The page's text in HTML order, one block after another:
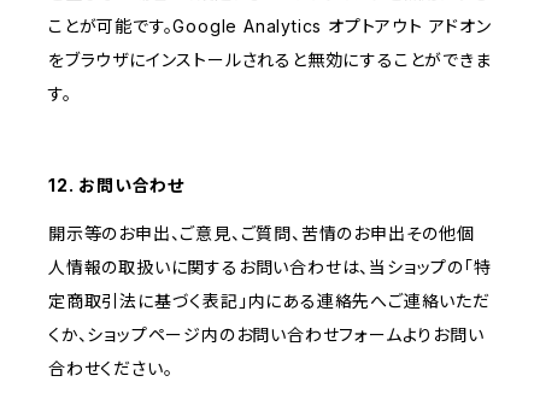
ことが可能です。Google Analytics オプトアウト アドオン
をブラウザにインストールされると無効にすることができま
す。
12. お問い合わせ
開示等のお申出、ご意見、ご質問、苦情のお申出その他個
人情報の取扱いに関するお問い合わせは、当ショップの「特
定商取引法に基づく表記」内にある連絡先へご連絡いただ
くか、ショップページ内のお問い合わせフォームよりお問い
合わせください。